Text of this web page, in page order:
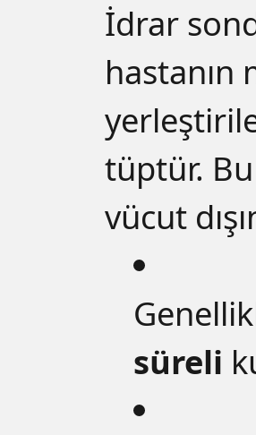
İdrar
hastanın
tüptür. Bu
vücut
süreli